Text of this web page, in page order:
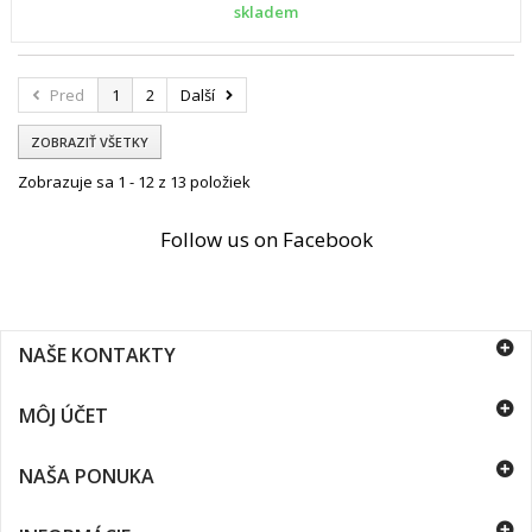
skladem
Pred 1 2 Další
ZOBRAZIŤ VŠETKY
Zobrazuje sa 1 - 12 z 13 položiek
Follow us on Facebook
NAŠE KONTAKTY
MÔJ ÚČET
NAŠA PONUKA